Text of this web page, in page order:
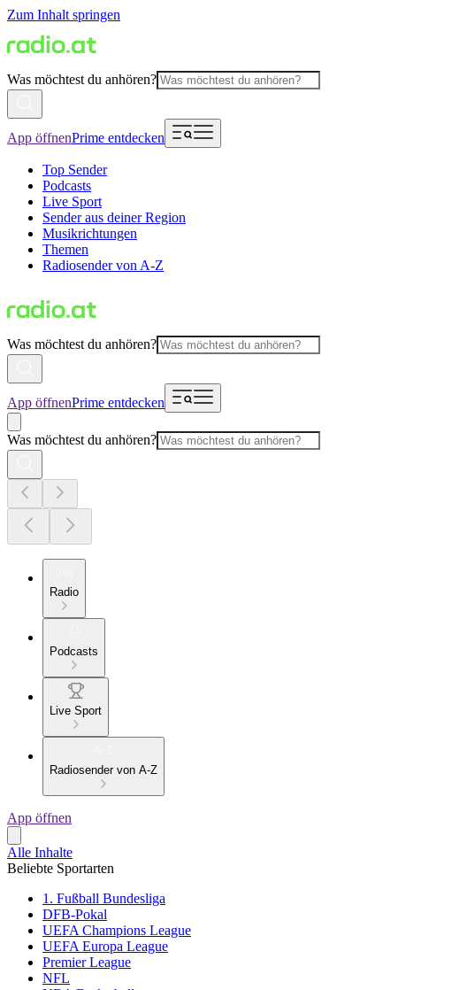
Zum Inhalt springen
Was möchtest du anhören?
App öffnenPrime entdecken
Top Sender
Podcasts
Live Sport
Sender aus deiner Region
Musikrichtungen
Themen
Radiosender von A-Z
Was möchtest du anhören?
App öffnenPrime entdecken
Was möchtest du anhören?
Radio
Podcasts
Live Sport
Radiosender von A-Z
App öffnen
Alle Inhalte
Beliebte Sportarten
1. Fußball Bundesliga
DFB-Pokal
UEFA Champions League
UEFA Europa League
Premier League
NFL